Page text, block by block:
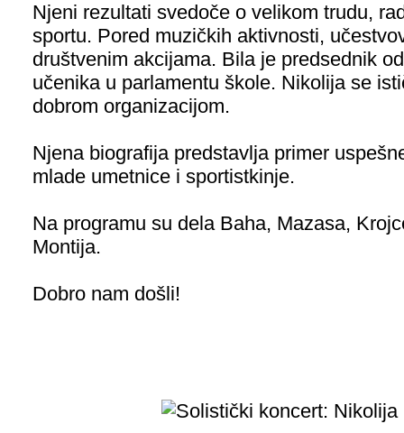
Njeni rezultati svedoče o velikom trudu,
sportu. Pored muzičkih aktivnosti,
društvenim akcijama. Bila je predsednik
učenika u parlamentu škole. Nikolija se
dobrom organizacijom.
Njena biografija predstavlja primer
mlade umetnice i sportistkinje.
Na programu su dela Baha, Mazasa,
Montija.
Dobro nam došli!